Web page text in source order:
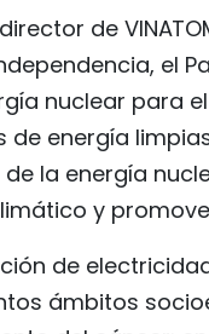
de
el
nuclear para
de energía
la energía
y
de
ámbitos